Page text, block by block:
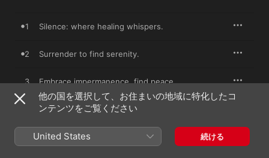
1 Silence: where healing whispers.
2 Surrender to find serenity.
3 Embrace impermanence, find peace.
Stillness: the gateway to healing.
Acceptance is the key to tranquility.
他の国を選択して、お住まいの地域に特化したコ
ンテンツをご覧ください
United States 続ける